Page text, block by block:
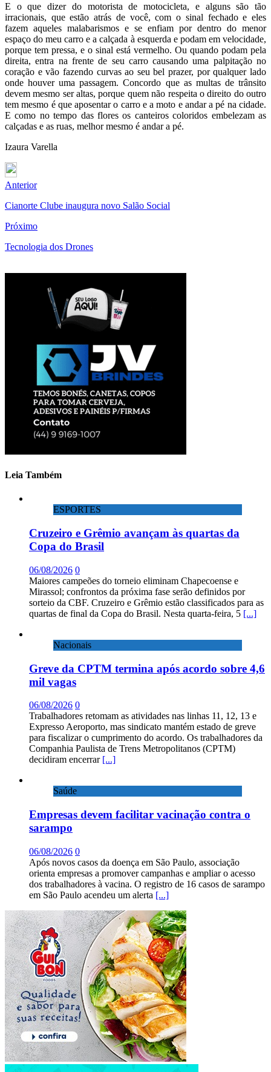
E o que dizer do motorista de motocicleta, e alguns são tão
irracionais, que estão atrás de você, com o sinal fechado e eles
fazem aqueles malabarismos e se enfiam por dentro do menor
espaço do meu carro e a calçada à esquerda e podam em velocidade,
porque tem pressa, e o sinal está vermelho. Ou quando podam pela
direita, entra na frente de seu carro causando uma palpitação no
coração e vão fazendo curvas ao seu bel prazer, por qualquer lado
onde houver uma passagem. Concordo que as multas de trânsito
devem mesmo ser altas, porque quem não respeita o direito do outro
tem mesmo é que aposentar o carro e a moto e andar a pé na cidade.
E como no tempo das flores os canteiros coloridos embelezam as
calçadas e as ruas, melhor mesmo é andar a pé.
Izaura Varella
Anterior
Cianorte Clube inaugura novo Salão Social
Próximo
Tecnologia dos Drones
Leia Também
ESPORTES
Cruzeiro e Grêmio avançam às quartas da
Copa do Brasil
06/08/2026 0
Maiores campeões do torneio eliminam Chapecoense e
Mirassol; confrontos da próxima fase serão definidos por
sorteio da CBF. Cruzeiro e Grêmio estão classificados para as
quartas de final da Copa do Brasil. Nesta quarta-feira, 5 [...]
Nacionais
Greve da CPTM termina após acordo sobre 4,6
mil vagas
06/08/2026 0
Trabalhadores retomam as atividades nas linhas 11, 12, 13 e
Expresso Aeroporto, mas sindicato mantém estado de greve
para fiscalizar o cumprimento do acordo. Os trabalhadores da
Companhia Paulista de Trens Metropolitanos (CPTM)
decidiram encerrar [...]
Saúde
Empresas devem facilitar vacinação contra o
sarampo
06/08/2026 0
Após novos casos da doença em São Paulo, associação
orienta empresas a promover campanhas e ampliar o acesso
dos trabalhadores à vacina. O registro de 16 casos de sarampo
em São Paulo acendeu um alerta [...]